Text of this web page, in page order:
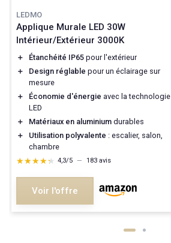
LEDMO
Applique Murale LED 30W
Intérieur/Extérieur 3000K
＋ Étanchéité IP65 pour l'extérieur
＋
Design réglable pour un éclairage sur
mesure
＋
Économie d'énergie avec la technologie
LED
＋
Matériaux en aluminium durables
＋
Utilisation polyvalente : escalier, salon,
chambre
★★★★★
★★★★★ 4,3/5 — 183 avis
Voir l'offre